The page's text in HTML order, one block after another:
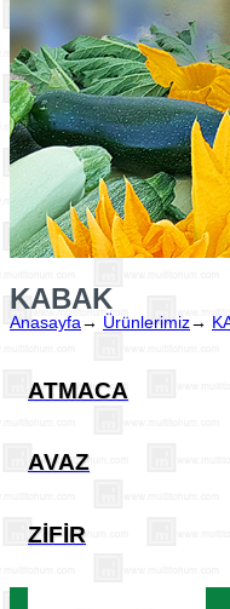
KABAK
Anasayfa→ Ürünlerimiz→
ATMACA
AVAZ
ZİFİR